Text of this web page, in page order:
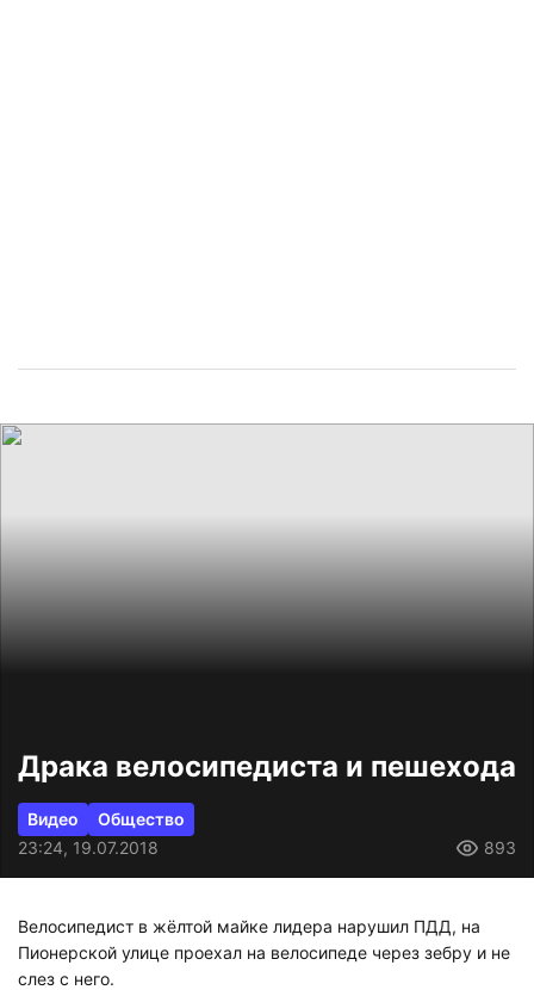
Драка велосипедиста и пешехода
Видео
Общество
23:24, 19.07.2018
893
Велосипедист в жёлтой майке лидера нарушил ПДД, на
Пионерской улице проехал на велосипеде через зебру и не
слез с него.